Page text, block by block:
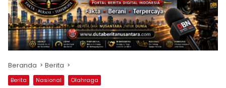
Beranda Berita
Berita Nasional Olahraga